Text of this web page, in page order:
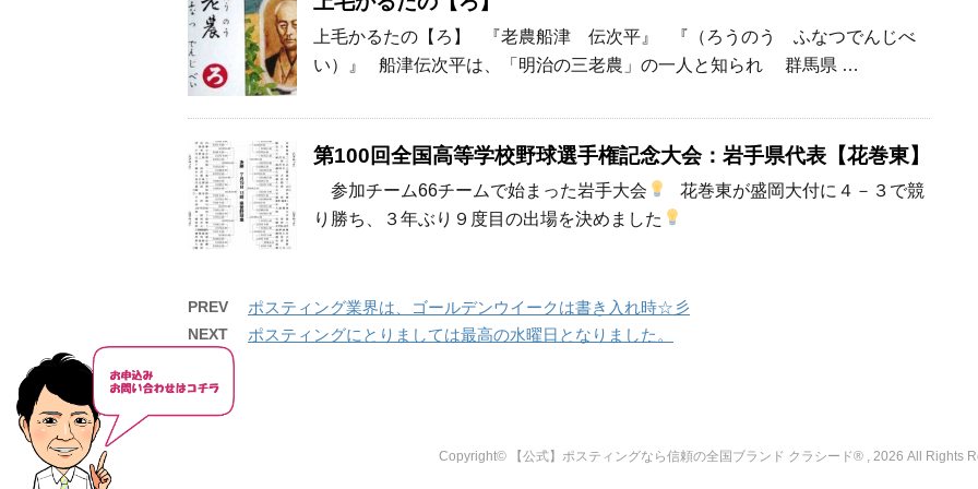
上毛かるたの【ろ】 『老農船津 伝次平』 『（ろうのう ふなつでんじべ
い）』 船津伝次平は、「明治の三老農」の一人と知られ 群馬県 …
第100回全国高等学校野球選手権記念大会：岩手県代表【花巻東】
参加チーム66チームで始まった岩手大会
花巻東が盛岡大付に４－３で競
り勝ち、３年ぶり９度目の出場を決めました
PREV ポスティング業界は、ゴールデンウイークは書き入れ時☆彡
NEXT ポスティングにとりましては最高の水曜日となりました。
Copyright© 【公式】ポスティングなら信頼の全国ブランド クラシード® , 2026 All Rights